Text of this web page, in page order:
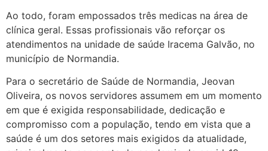
Ao todo, foram empossados três medicas na área de
clínica geral. Essas profissionais vão reforçar os
atendimentos na unidade de saúde Iracema Galvão, no
município de Normandia.
Para o secretário de Saúde de Normandia, Jeovan
Oliveira, os novos servidores assumem em um momento
em que é exigida responsabilidade, dedicação e
compromisso com a população, tendo em vista que a
saúde é um dos setores mais exigidos da atualidade,